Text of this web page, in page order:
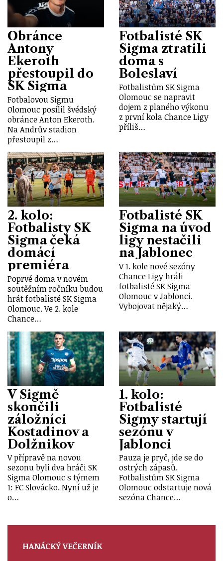
Obránce
Antony
Ekeroth
přestoupil do
SK Sigma
Fotbalovou Sigmu
Olomouc posílil švédský
obránce Anton Ekeroth.
Na Andrův stadion
přestoupil z…
Fotbalisté SK
Sigma ztratili
doma s
Boleslaví
Fotbalistům SK Sigma
Olomouc se napravit
dojem z planého výkonu
z první kola Chance Ligy
příliš…
2. kolo:
Fotbalisty SK
Sigma čeká
domácí
premiéra
Poprvé doma v novém
soutěžním ročníku budou
hrát fotbalisté SK Sigma
Olomouc. Ve 2. kole
Chance…
Fotbalisté SK
Sigma na úvod
ligy nestačili
na Jablonec
V 1. kole nové sezóny
Chance Ligy hráli
fotbalisté SK Sigma
Olomouc v Jablonci.
Vybojovat nějaký…
V Sigmě
skončili
záložníci
Kostadinov a
Dolžnikov
V přípravě na novou
sezonu byli dva hráči SK
Sigma Olomouc s týmem
1: FC Slovácko. Nyní už je
o…
1. kolo:
Fotbalisté
Sigmy startují
sezónu v
Jablonci
Pauza je pryč, jde se do
ostrých zápasů.
Fotbalistům SK Sigma
Olomouc odstartuje nová
sezóna Chance…
HANÁCKÝ VEČERNÍK